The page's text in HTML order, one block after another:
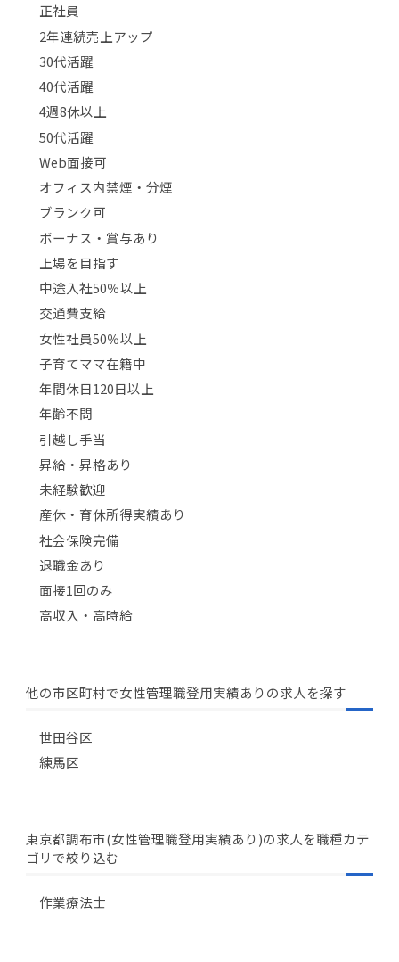
正社員
2年連続売上アップ
30代活躍
40代活躍
4週8休以上
50代活躍
Web面接可
オフィス内禁煙・分煙
ブランク可
ボーナス・賞与あり
上場を目指す
中途入社50％以上
交通費支給
女性社員50％以上
子育てママ在籍中
年間休日120日以上
年齢不問
引越し手当
昇給・昇格あり
未経験歓迎
産休・育休所得実績あり
社会保険完備
退職金あり
面接1回のみ
高収入・高時給
他の市区町村で女性管理職登用実績ありの求人を探す
世田谷区
練馬区
東京都調布市(女性管理職登用実績あり)の求人を職種カテ
ゴリで絞り込む
作業療法士